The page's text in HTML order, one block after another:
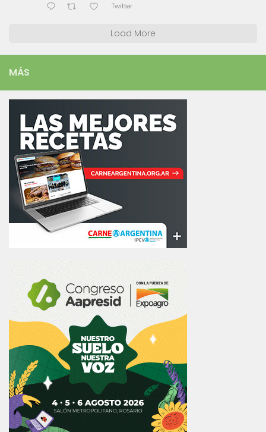
Twitter
Load More
MÁS